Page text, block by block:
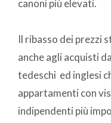
canoni più elevati.
Il ribasso dei prezzi
anche agli acquisti
tedeschi ed inglesi
appartamenti con
indipendenti più